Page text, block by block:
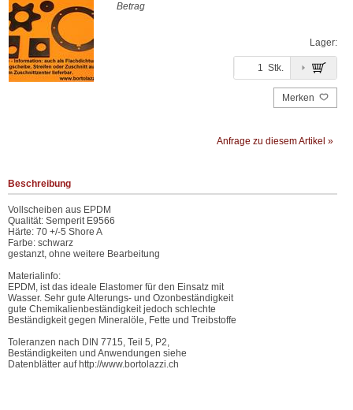
Betrag
Lager:
Stk.
Merken
Anfrage zu diesem Artikel »
Beschreibung
Vollscheiben aus EPDM
Qualität: Semperit E9566
Härte: 70 +/-5 Shore A
Farbe: schwarz
gestanzt, ohne weitere Bearbeitung
Materialinfo:
EPDM, ist das ideale Elastomer für den Einsatz mit
Wasser. Sehr gute Alterungs- und Ozonbeständigkeit
gute Chemikalienbeständigkeit jedoch schlechte
Beständigkeit gegen Mineralöle, Fette und Treibstoffe
Toleranzen nach DIN 7715, Teil 5, P2,
Beständigkeiten und Anwendungen siehe
Datenblätter auf http://www.bortolazzi.ch